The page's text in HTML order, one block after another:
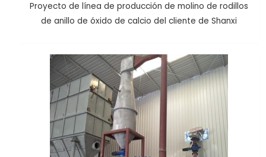
Proyecto de línea de producción de molino de rodillos
de anillo de óxido de calcio del cliente de Shanxi